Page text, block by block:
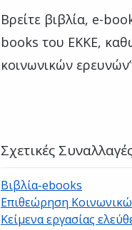
Βρείτε βιβλία, e-
books του ΕΚΚΕ,
κοινωνικών
Σχετικές
Βιβλία-ebooks
Επιθεώρηση
Κείμενα εργασίας